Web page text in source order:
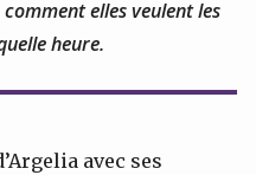
elles veulent les
heure.
avec ses